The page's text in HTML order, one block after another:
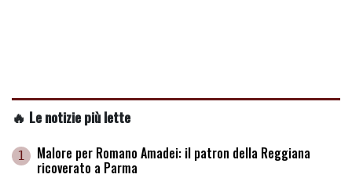
🔥 Le notizie più lette
1 Malore per Romano Amadei: il patron della Reggiana
ricoverato a Parma